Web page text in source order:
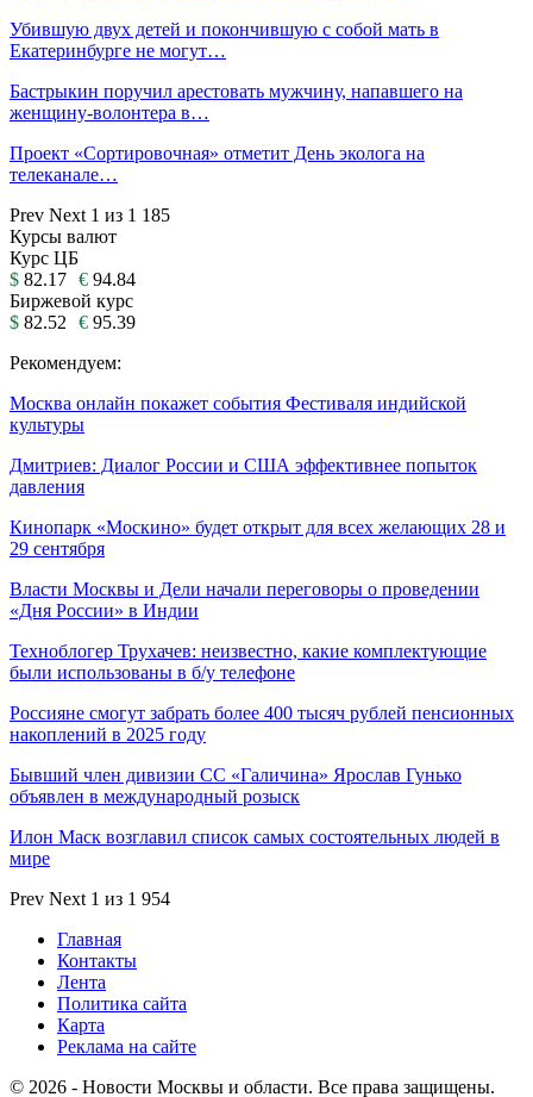
Убившую двух детей и покончившую с собой мать в
Екатеринбурге не могут…
Бастрыкин поручил арестовать мужчину, напавшего на
женщину-волонтера в…
Проект «Сортировочная» отметит День эколога на
телеканале…
Prev Next 1 из 1 185
Курсы валют
Курс ЦБ
$ 82.17 € 94.84
Биржевой курс
$ 82.52 € 95.39
Рекомендуем:
Москва онлайн покажет события Фестиваля индийской
культуры
Дмитриев: Диалог России и США эффективнее попыток
давления
Кинопарк «Москино» будет открыт для всех желающих 28 и
29 сентября
Власти Москвы и Дели начали переговоры о проведении
«Дня России» в Индии
Техноблогер Трухачев: неизвестно, какие комплектующие
были использованы в б/у телефоне
Россияне смогут забрать более 400 тысяч рублей пенсионных
накоплений в 2025 году
Бывший член дивизии СС «Галичина» Ярослав Гунько
объявлен в международный розыск
Илон Маск возглавил список самых состоятельных людей в
мире
Prev Next 1 из 1 954
Главная
Контакты
Лента
Политика сайта
Карта
Реклама на сайте
© 2026 - Новости Москвы и области. Все права защищены.